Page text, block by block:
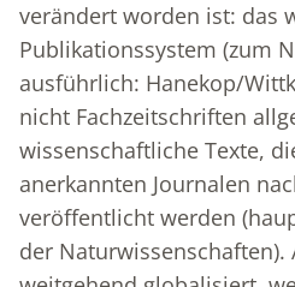
verändert worden ist: das
Publikationssystem (zum
ausführlich: Hanekop/
nicht Fachzeitschriften
wissenschaftliche Texte,
anerkannten Journalen
veröffentlicht werden
der Naturwissenschaften).